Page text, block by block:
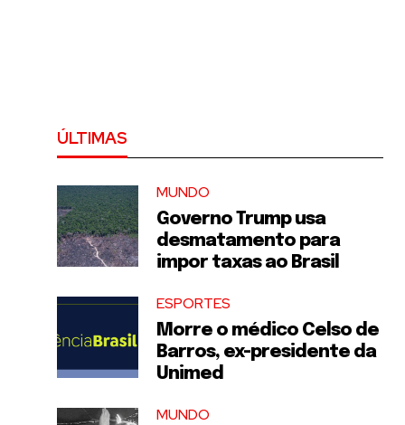
ÚLTIMAS
MUNDO
Governo Trump usa
desmatamento para
impor taxas ao Brasil
ESPORTES
Morre o médico Celso de
Barros, ex-presidente da
Unimed
MUNDO